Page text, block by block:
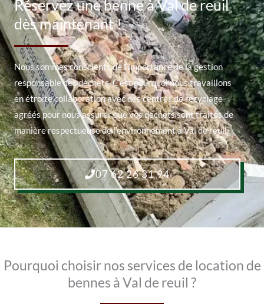
Réservez une benne à Val de reuil
dès maintenant !
Nous sommes conscients de l’importance de la gestion
responsable des déchets. C’est pourquoi nous travaillons
en étroite collaboration avec des centres de recyclage
agréés pour nous assurer que vos déchets sont traités de
manière respectueuse de l’environnement à Val de reuil.
07 62 26 31 94
Pourquoi choisir nos services de location de
bennes à Val de reuil ?